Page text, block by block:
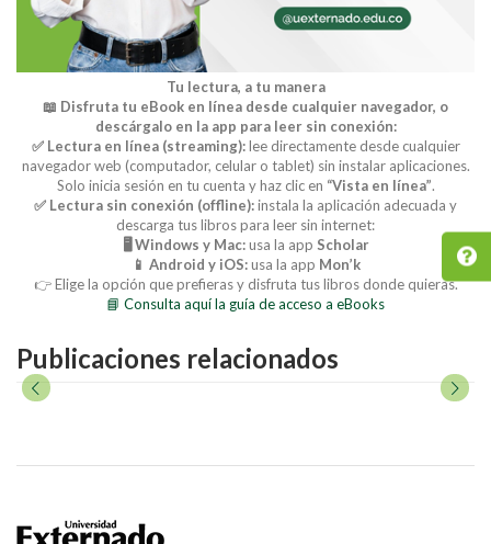
Tu lectura, a tu manera
📖 Disfruta tu eBook en línea desde cualquier navegador, o
descárgalo en la app para leer sin conexión:
✅ Lectura en línea (streaming):lee directamente desde cualquier
navegador web (computador, celular o tablet) sin instalar aplicaciones.
Solo inicia sesión en tu cuenta y haz clic en “Vista en línea”.
✅ Lectura sin conexión (offline):instala la aplicación adecuada y
descarga tus libros para leer sin internet:
🖥️ Windows y Mac:usa la app Scholar
📱 Android y iOS:usa la app Mon’k
👉 Elige la opción que prefieras y disfruta tus libros donde quieras.
📘 Consulta aquí la guía de acceso a eBooks
Publicaciones relacionados